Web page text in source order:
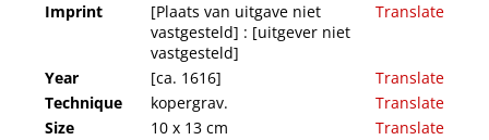
Imprint
[Plaats van uitgave niet
vastgesteld] : [uitgever niet
vastgesteld]
Translate
Year [ca. 1616]
Translate
Technique
kopergrav.
Translate
Size
10 x 13 cm
Translate